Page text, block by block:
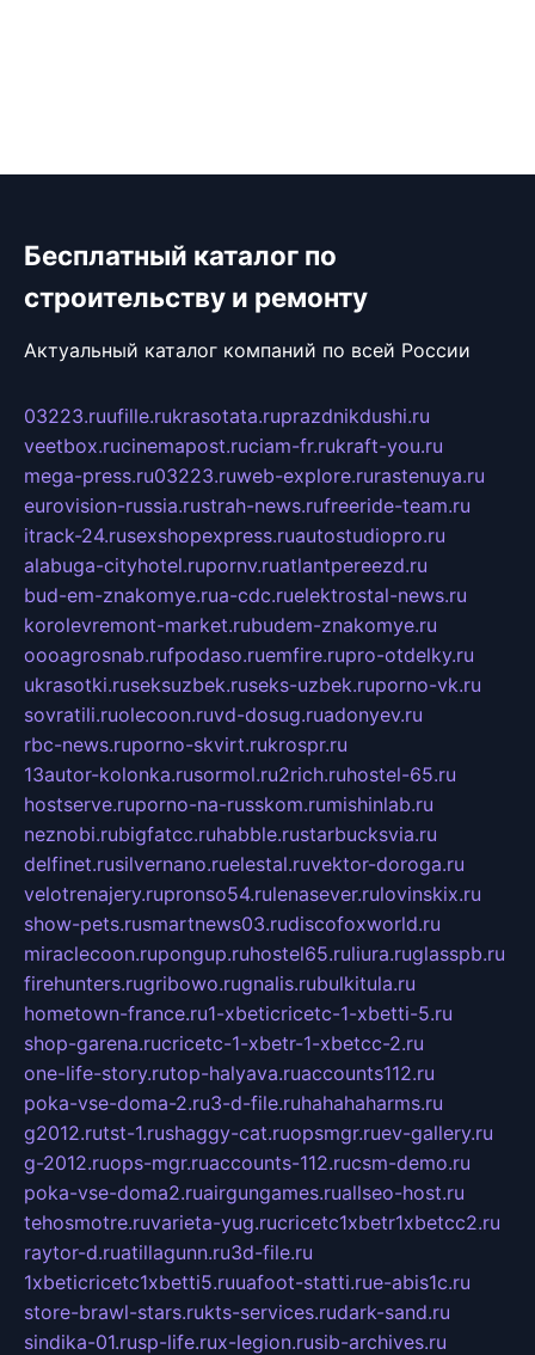
Бесплатный каталог по
строительству и ремонту
Актуальный каталог компаний по всей России
03223.ruufille.rukrasotata.ruprazdnikdushi.ru
veetbox.rucinemapost.ruciam-fr.rukraft-you.ru
mega-press.ru03223.ruweb-explore.rurastenuya.ru
eurovision-russia.rustrah-news.rufreeride-team.ru
itrack-24.rusexshopexpress.ruautostudiopro.ru
alabuga-cityhotel.rupornv.ruatlantpereezd.ru
bud-em-znakomye.rua-cdc.ruelektrostal-news.ru
korolevremont-market.rubudem-znakomye.ru
oooagrosnab.rufpodaso.ruemfire.rupro-otdelky.ru
ukrasotki.ruseksuzbek.ruseks-uzbek.ruporno-vk.ru
sovratili.ruolecoon.ruvd-dosug.ruadonyev.ru
rbc-news.ruporno-skvirt.rukrospr.ru
13autor-kolonka.rusormol.ru2rich.ruhostel-65.ru
hostserve.ruporno-na-russkom.rumishinlab.ru
neznobi.rubigfatcc.ruhabble.rustarbucksvia.ru
delfinet.rusilvernano.ruelestal.ruvektor-doroga.ru
velotrenajery.rupronso54.rulenasever.rulovinskix.ru
show-pets.rusmartnews03.rudiscofoxworld.ru
miraclecoon.rupongup.ruhostel65.ruliura.ruglasspb.ru
firehunters.rugribowo.rugnalis.rubulkitula.ru
hometown-france.ru1-xbeticricetc-1-xbetti-5.ru
shop-garena.rucricetc-1-xbetr-1-xbetcc-2.ru
one-life-story.rutop-halyava.ruaccounts112.ru
poka-vse-doma-2.ru3-d-file.ruhahahaharms.ru
g2012.rutst-1.rushaggy-cat.ruopsmgr.ruev-gallery.ru
g-2012.ruops-mgr.ruaccounts-112.rucsm-demo.ru
poka-vse-doma2.ruairgungames.ruallseo-host.ru
tehosmotre.ruvarieta-yug.rucricetc1xbetr1xbetcc2.ru
raytor-d.ruatillagunn.ru3d-file.ru
1xbeticricetc1xbetti5.ruuafoot-statti.rue-abis1c.ru
store-brawl-stars.rukts-services.rudark-sand.ru
sindika-01.rusp-life.rux-legion.rusib-archives.ru